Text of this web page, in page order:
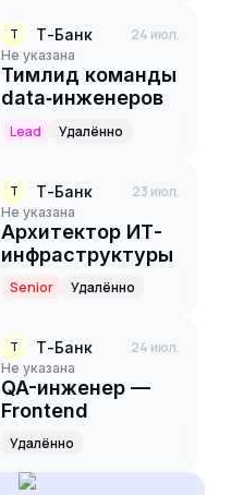
Т Т-Банк 24 июл.
Не указана
Тимлид команды
data‑инженеров
Lead Удалённо
Т Т-Банк 23 июл.
Не указана
Архитектор ИТ-
инфраструктуры
Senior Удалённо
Т Т-Банк 24 июл.
Не указана
QA-инженер —
Frontend
Удалённо